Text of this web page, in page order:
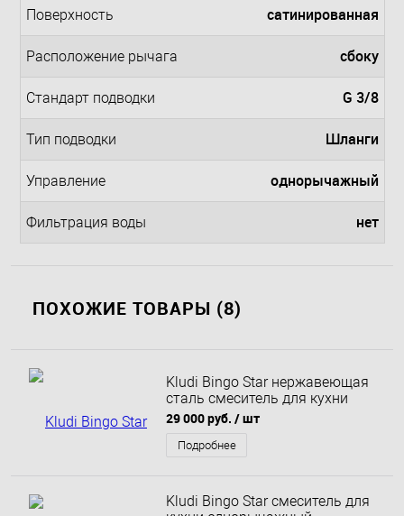
Поверхность сатинированная
Расположение рычага сбоку
Стандарт подводки G 3/8
Тип подводки Шланги
Управление однорычажный
Фильтрация воды нет
ПОХОЖИЕ ТОВАРЫ (8)
Kludi Bingo Star нержавеющая
сталь смеситель для кухни
428039678
29 000 руб. / шт
Подробнее
Kludi Bingo Star смеситель для